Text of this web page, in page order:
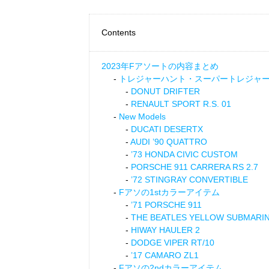
Contents
2023年Fアソートの内容まとめ
トレジャーハント・スーパートレジャ
DONUT DRIFTER
RENAULT SPORT R.S. 01
New Models
DUCATI DESERTX
AUDI ’90 QUATTRO
’73 HONDA CIVIC CUSTOM
PORSCHE 911 CARRERA RS 2.7
’72 STINGRAY CONVERTIBLE
Fアソの1stカラーアイテム
’71 PORSCHE 911
THE BEATLES YELLOW
HIWAY HAULER 2
DODGE VIPER RT/10
’17 CAMARO ZL1